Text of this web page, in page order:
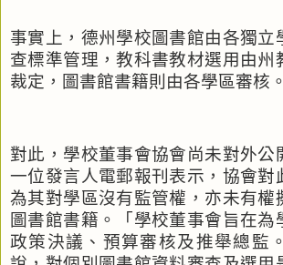
事實上，德州學校圖書館由各獨立
查標準管理，教科書教材選用由州
裁定，圖書館書籍則由各學區審核。
對此，學校董事會協會尚未對外公
一位發言人電郵報刊表示，協會對
為其對學區沒有監管權，亦未有權
圖書館書籍。「學校董事會旨在為
政策決議、預算審核及推舉總監